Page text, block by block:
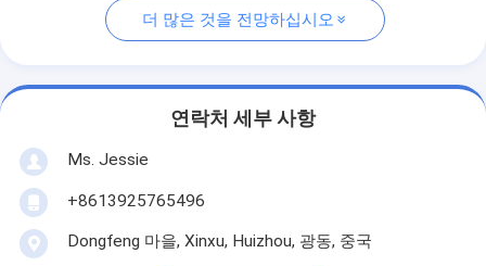
더 많은 것을 전망하십시오
연락처 세부 사항
Ms. Jessie
+8613925765496
Dongfeng 마을, Xinxu, Huizhou, 광동, 중국